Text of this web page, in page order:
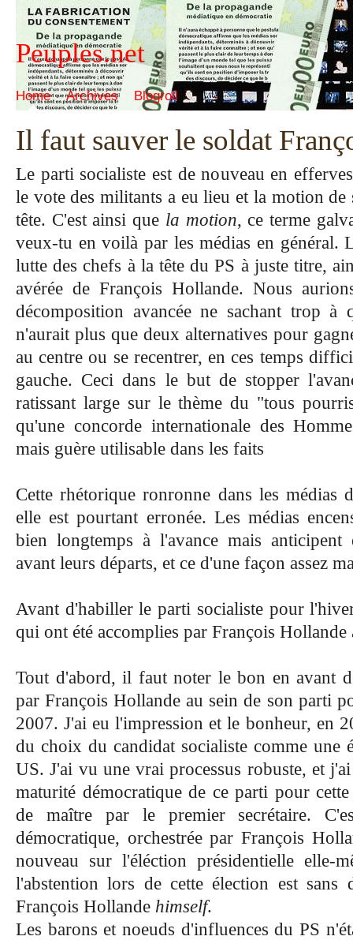
Peuples.net
Home Archives Blogroll
Il faut sauver le soldat
Le parti socialiste est de nouveau en
le vote des militants a eu lieu et la motion de
tête. C'est ainsi que la motion, ce terme
veux-tu en voilà par les médias en général.
lutte des chefs à la tête du PS à juste titre,
avérée de François Hollande. Nous
décomposition avancée ne sachant trop
n'aurait plus que deux alternatives pour
au centre ou se recentrer, en ces temps
gauche. Ceci dans le but de stopper
ratissant large sur le thème du "tous
qu'une concorde internationale des
mais guère utilisable dans les faits
Cette rhétorique ronronne dans les médias
elle est pourtant erronée. Les médias
bien longtemps à l'avance mais anticipent
avant leurs départs, et ce d'une façon assez
Avant d'habiller le parti socialiste pour
qui ont été accomplies par François Hollande
Tout d'abord, il faut noter le bon en avant
par François Hollande au sein de son parti
2007. J'ai eu l'impression et le bonheur, en
du choix du candidat socialiste comme une
US. J'ai vu une vrai processus robuste, et
maturité démocratique de ce parti pour
de maître par le premier secrétaire.
démocratique, orchestrée par François
nouveau sur l'éléction présidentielle elle-
l'abstention lors de cette élection est sans
François Hollande himself.
Les barons et noeuds d'influences du PS